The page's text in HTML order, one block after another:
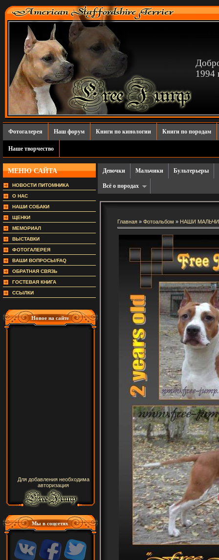
1994
Фотогалерея Наш форум Книги по кинологии Книги по породам
Наше творчество
МЕНЮ САЙТА
НОВОСТИ ПИТОМНИКА
О НАС
НАШИ СОБАКИ
ЩЕНКИ
МЕМОРИАЛ
ВЫСТАВКИ
ФОТОГАЛЕРЕЯ
ВАШИ ВОПРОСЫ/FAQ
ОБРАТНАЯ СВЯЗЬ
ГОСТЕВАЯ КНИГА
ССЫЛКИ
Новое на сайте
Для добавления необходима
авторизация
Мы в соцсетях
Девочки Мальчики Бультерьеры
Всё о породах
Главная» Фотоальбом » НАШИ